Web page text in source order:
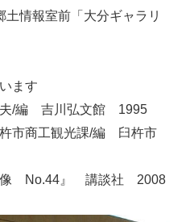
情報室前「大分ギャラリ
ます
夫/編 吉川弘文館 1995
市商工観光課/編 臼杵市
像 No.44』 講談社 2008